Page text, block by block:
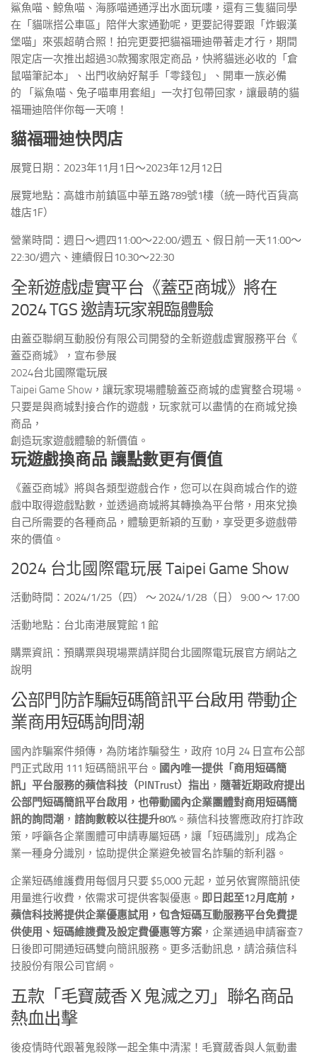
鯊魚喵、鯨魚喵、海豚喵通通浮出水面玩嘍，還有三隻貓同學
在「貓咪搭公車區」陪伴大家通勤呢，更要記得要跟「炸蝦漢
堡喵」來張超萌合照！拍完更要把貓福珊迪帶著走才行，期間
限定店一次推出超過30款獨家限定商品，快將貓迷必收的「倉
鼠喵筆記本」、出門收納好幫手「零錢包」、開車一族必備
的
「鯊魚喵、兔子喵車用套組」一次打包帶回家，讓最萌的貓
福珊迪陪伴你每一天唷！
貓福珊迪快閃店
展覽日期：2023年11月1日～2023年12月12日
展覽地點：高雄市前鎮區中華五路789號1樓（統一時代百貨高
雄店1F）
營業時間：週日～週四11:00～22:00/週五、假日前一天11:00～
22:30/週六、連續假日10:30～22:30
全新遊戲虛實平台《蓋亞商城》將在
2024 TGS 邀請玩家親臨體驗
由蓋亞聯網互動股份有限公司開發的全新遊戲虛實服務平台《
蓋亞商城》，宣布參展
2024台北國際電玩展
Taipei Game Show ，讓玩家現場體驗蓋亞商城的虛實整合現場。
只要是與商城對接合作的遊戲，玩家就可以盡情的在商城兌換
商品，
創造玩家遊戲體驗的新價值。
玩遊戲換商品 讓點數更有價值
《蓋亞商城》將與各類型遊戲合作，您可以在與商城合作的遊
戲中取得遊戲點數，並透過商城將其轉換為平台幣，用來兌換
自己所需要的各種商品，體驗更新穎的互動，享受更多遊戲帶
來的價值。
2024 台北國際電玩展 Taipei Game Show
活動時間：2024/1/25（四） ～ 2024/1/28（日） 9:00 ～ 17:00
活動地點：台北南港展覽館 1 館
購票資訊：預購票與現場票請詳閱台北國際電玩展官方網站之
說明
公部門防詐騙短碼簡訊平台啟用 帶動企
業商用短碼詢問潮
國內詐騙案件頻傳，為防堵詐騙發生，政府 10月 24 日宣布公部
門正式啟用 111 短碼簡訊平台。 國內唯一提供「商用短碼簡
訊」平台服務的蘋信科技（PINTrust）指出 ， 隨著近期政府提出
公部門短碼簡訊平台啟用，也帶動國內企業團體對商用短碼簡
訊的詢問潮 ， 諮詢數較以往提升80% 。蘋信科技響應政府打詐政
策，呼籲各企業團體可申請專屬短碼，讓「短碼識別」成為企
業一種身分識別，協助提供企業避免被冒名詐騙的新利器。
企業短碼維護費用每個月只要 $5,000 元起，並另依實際簡訊使
用量進行收費，依需求可提供客製優惠。 即日起至12月底前，
蘋信科技將提供企業優惠試用，包含短碼互動服務平台免費提
供使用、短碼維謢費及設定費優惠等方案 ，企業通過申請審查7
日後即可開通短碼雙向簡訊服務。更多活動訊息，請洽蘋信科
技股份有限公司官網。
五款「毛寶葳香Ｘ鬼滅之刃」聯名商品
熱血出擊
後疫情時代跟著鬼殺隊一起全集中清潔！毛寶葳香與人氣動畫